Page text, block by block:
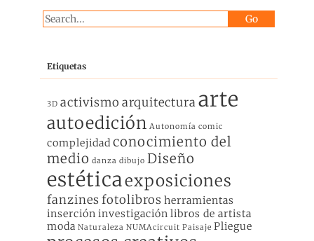
Etiquetas
3D activismo arquitectura arte
autoedición Autonomía comic
complejidad conocimiento del
medio danza dibujo Diseño
estéticaexposiciones
fanzines fotolibros herramientas
inserción investigación libros de artista
moda Naturaleza NUMAcircuit Paisaje Pliegue